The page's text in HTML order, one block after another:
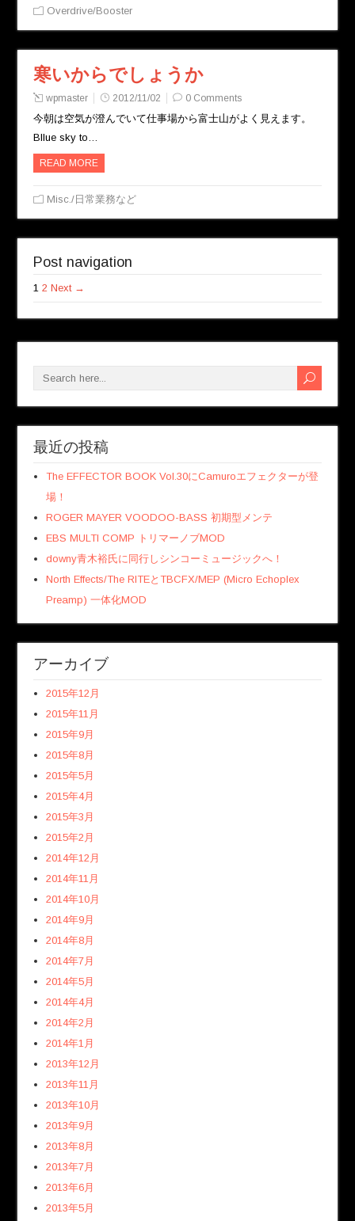
Overdrive/Booster
寒いからでしょうか
wpmaster 2012/11/02 0 Comments
今朝は空気が澄んでいて仕事場から富士山がよく見えます。
Bllue sky to…
READ MORE
Misc./日常業務など
Post navigation
1 2 Next →
最近の投稿
The EFFECTOR BOOK Vol.30にCamuroエフェクターが登
場！
ROGER MAYER VOODOO-BASS 初期型メンテ
EBS MULTI COMP トリマーノブMOD
downy青木裕氏に同行しシンコーミュージックへ！
North Effects/The RITEとTBCFX/MEP (Micro Echoplex
Preamp) 一体化MOD
アーカイブ
2015年12月
2015年11月
2015年9月
2015年8月
2015年5月
2015年4月
2015年3月
2015年2月
2014年12月
2014年11月
2014年10月
2014年9月
2014年8月
2014年7月
2014年5月
2014年4月
2014年2月
2014年1月
2013年12月
2013年11月
2013年10月
2013年9月
2013年8月
2013年7月
2013年6月
2013年5月